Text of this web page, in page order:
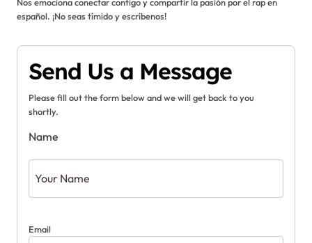
español. ¡No seas tímido y escríbenos!
Send Us a Message
Please fill out the form below and we will get back to you
shortly.
Name
Email